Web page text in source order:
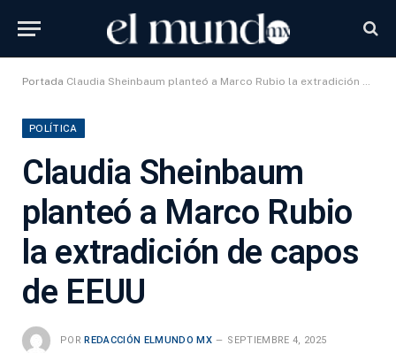
Portada Claudia Sheinbaum planteó a Marco Rubio la extradición de capos de EEUU
POLÍTICA
Claudia Sheinbaum
planteó a Marco Rubio
la extradición de capos
de EEUU
POR REDACCIÓN ELMUNDO MX SEPTIEMBRE 4, 2025